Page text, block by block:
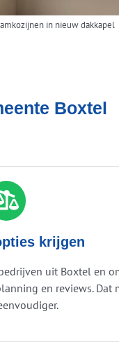
in nieuw dakkapel
Boxtel
krijgen
uit Boxtel en
en reviews. Dat